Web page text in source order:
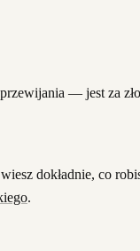
— jest za
dokładnie, co
.